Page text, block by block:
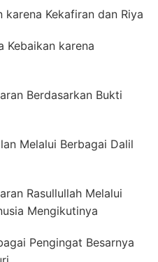
karena Kekafiran dan Riya
Kebaikan karena
Berdasarkan Bukti
Melalui Berbagai Dalil
Rasullullah Melalui
Mengikutinya
Pengingat Besarnya